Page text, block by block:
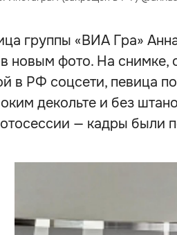
группы «ВИА Гра»
новым фото. На снимке,
в РФ соцсети, певица
декольте и без
— кадры были